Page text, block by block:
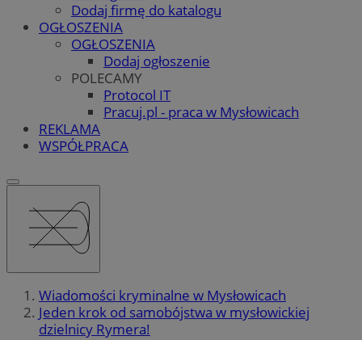
Dodaj firmę do katalogu
OGŁOSZENIA
OGŁOSZENIA
Dodaj ogłoszenie
POLECAMY
Protocol IT
Pracuj.pl - praca w Mysłowicach
REKLAMA
WSPÓŁPRACA
Wiadomości kryminalne w Mysłowicach
Jeden krok od samobójstwa w mysłowickiej
dzielnicy Rymera!